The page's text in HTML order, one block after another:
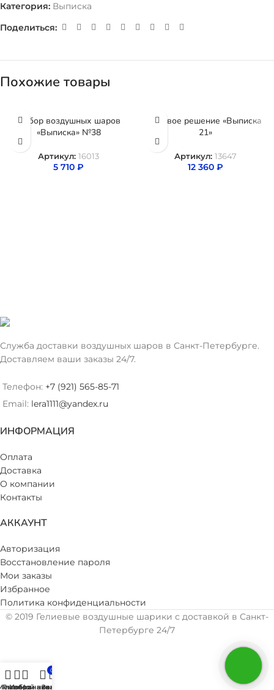
Категория: Выписка
Поделиться:
Похожие товары
Набор воздушных шаров
«Выписка» №38
Артикул: 16013
5 710 ₽
Готовое решение «Выписка
21»
Артикул: 13647
12 360 ₽
Служба доставки воздушных шаров в Санкт-Петербурге.
Доставляем ваши заказы 24/7.
Телефон: +7 (921) 565-85-71
Email: lera1111@yandex.ru
ИНФОРМАЦИЯ
Оплата
Доставка
О компании
Контакты
АККАУНТ
Авторизация
Восстановление пароля
Мои заказы
Избранное
Политика конфиденциальности
© 2019 Гелиевые воздушные шарики с доставкой в Санкт-
Петербурге 24/7
Главная
Избранное
Мой аккаунт
0
Заказ